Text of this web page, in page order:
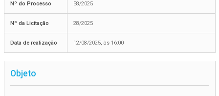
Nº do Processo 58/2025
Nº da Licitação 28/2025
Data de realização 12/08/2025, às 16:00
Objeto